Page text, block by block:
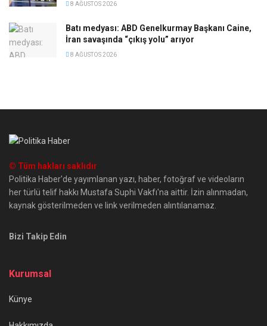
8 AĞUSTOS 2026
Batı medyası: ABD Genelkurmay Başkanı Caine,
İran savaşında “çıkış yolu” arıyor
8 AĞUSTOS 2026
© Tüm hakları saklıdır
Politika Haber'de yayımlanan yazı, haber, fotoğraf ve videoların
her türlü telif hakkı Mustafa Suphi Vakfı'na aittir. İzin alınmadan,
kaynak gösterilmeden ve link verilmeden alıntılanamaz.
Bizi Takip Edin
Kurumsal
Künye